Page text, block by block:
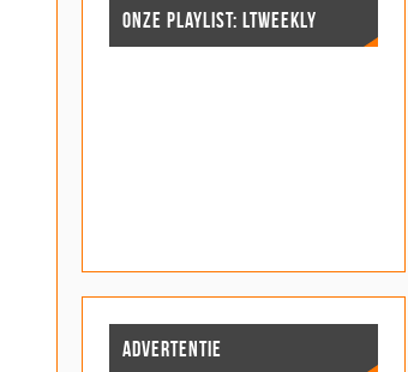
ONZE PLAYLIST: LTWEEKLY
ADVERTENTIE